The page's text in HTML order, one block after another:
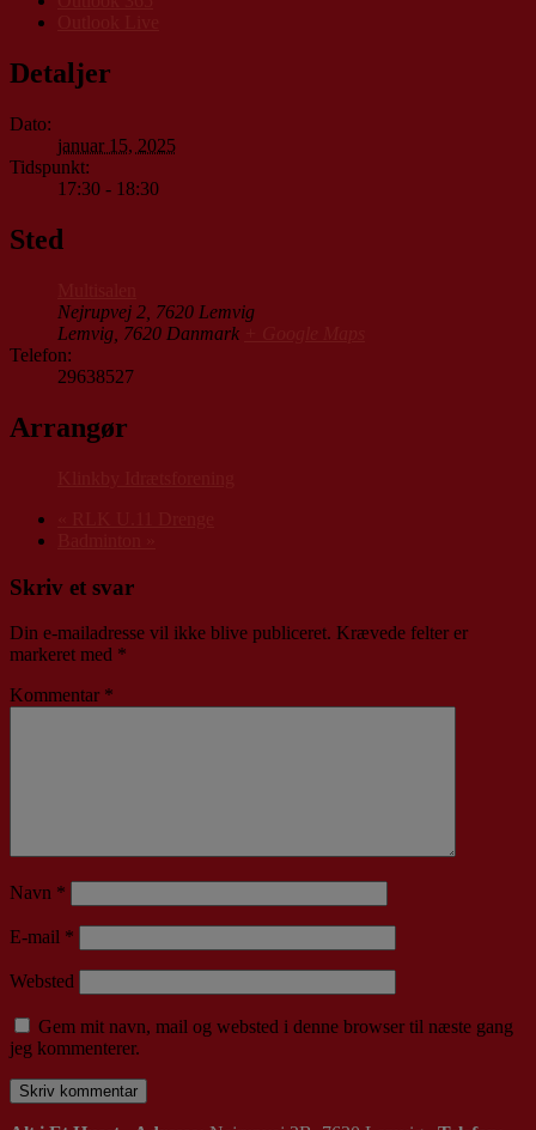
Detaljer
Dato:
januar 15, 2025
Tidspunkt:
17:30 - 18:30
Sted
Nejrupvej 2, 7620 Lemvig
Lemvig 7620 Danmark
Telefon:
29638527
Arrangør
Skriv et svar
Din e-mailadresse vil ikke blive publiceret. Krævede felter er
markeret med *
Kommentar *
Navn *
E-mail *
Websted
Gem mit navn, mail og websted i denne browser til næste gang
jeg kommenterer.